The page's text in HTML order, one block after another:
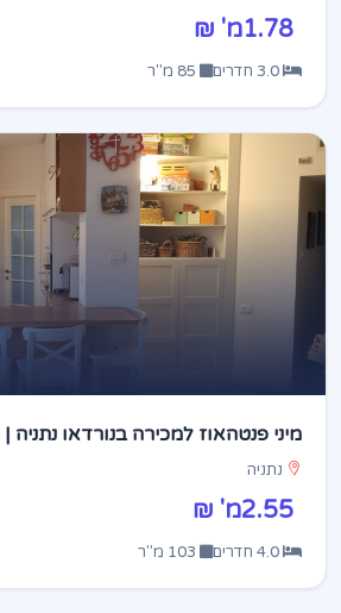
1.78מ' ₪
מ"ר + 100 מ"ר מרפסות
נתניה
2.55מ' ₪